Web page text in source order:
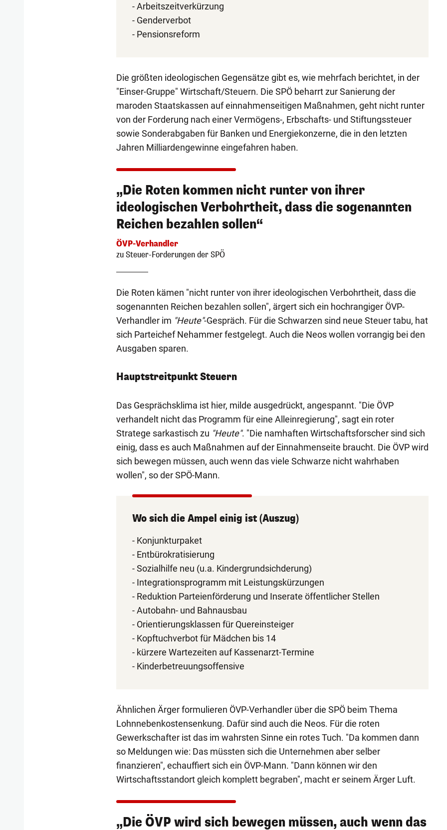
- Arbeitszeitverkürzung
- Genderverbot
- Pensionsreform
Die größten ideologischen Gegensätze gibt es, wie mehrfach berichtet, in der
"Einser-Gruppe" Wirtschaft/Steuern. Die SPÖ beharrt zur Sanierung der
maroden Staatskassen auf einnahmenseitigen Maßnahmen, geht nicht runter
von der Forderung nach einer Vermögens-, Erbschafts- und Stiftungssteuer
sowie Sonderabgaben für Banken und Energiekonzerne, die in den letzten
Jahren Milliardengewinne eingefahren haben.
„Die Roten kommen nicht runter von ihrer
ideologischen Verbohrtheit, dass die sogenannten
Reichen bezahlen sollen“
ÖVP-Verhandler
zu Steuer-Forderungen der SPÖ
Die Roten kämen "nicht runter von ihrer ideologischen Verbohrtheit, dass die
sogenannten Reichen bezahlen sollen", ärgert sich ein hochrangiger ÖVP-
Verhandler im "Heute"-Gespräch. Für die Schwarzen sind neue Steuer tabu, hat
sich Parteichef Nehammer festgelegt. Auch die Neos wollen vorrangig bei den
Ausgaben sparen.
Hauptstreitpunkt Steuern
Das Gesprächsklima ist hier, milde ausgedrückt, angespannt. "Die ÖVP
verhandelt nicht das Programm für eine Alleinregierung", sagt ein roter
Stratege sarkastisch zu "Heute". "Die namhaften Wirtschaftsforscher sind sich
einig, dass es auch Maßnahmen auf der Einnahmenseite braucht. Die ÖVP wird
sich bewegen müssen, auch wenn das viele Schwarze nicht wahrhaben
wollen", so der SPÖ-Mann.
Wo sich die Ampel einig ist (Auszug)
- Konjunkturpaket
- Entbürokratisierung
- Sozialhilfe neu (u.a. Kindergrundsichderung)
- Integrationsprogramm mit Leistungskürzungen
- Reduktion Parteienförderung und Inserate öffentlicher Stellen
- Autobahn- und Bahnausbau
- Orientierungsklassen für Quereinsteiger
- Kopftuchverbot für Mädchen bis 14
- kürzere Wartezeiten auf Kassenarzt-Termine
- Kinderbetreuungsoffensive
Ähnlichen Ärger formulieren ÖVP-Verhandler über die SPÖ beim Thema
Lohnnebenkostensenkung. Dafür sind auch die Neos. Für die roten
Gewerkschafter ist das im wahrsten Sinne ein rotes Tuch. "Da kommen dann
so Meldungen wie: Das müssten sich die Unternehmen aber selber
finanzieren", echauffiert sich ein ÖVP-Mann. "Dann können wir den
Wirtschaftsstandort gleich komplett begraben", macht er seinem Ärger Luft.
„Die ÖVP wird sich bewegen müssen, auch wenn das